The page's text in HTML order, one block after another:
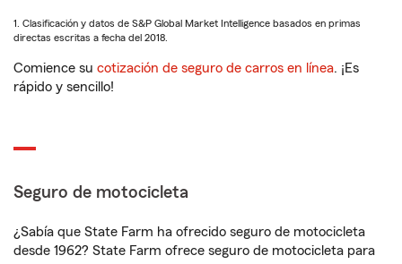
1. Clasificación y datos de S&P Global Market Intelligence basados en primas
directas escritas a fecha del 2018.
Comience su cotización de seguro de carros en línea. ¡Es
rápido y sencillo!
Seguro de motocicleta
¿Sabía que State Farm ha ofrecido seguro de motocicleta
desde 1962? State Farm ofrece seguro de motocicleta para